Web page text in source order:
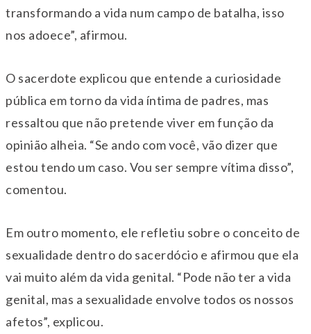
transformando a vida num campo de batalha, isso
nos adoece”, afirmou.
O sacerdote explicou que entende a curiosidade
pública em torno da vida íntima de padres, mas
ressaltou que não pretende viver em função da
opinião alheia. “Se ando com você, vão dizer que
estou tendo um caso. Vou ser sempre vítima disso”,
comentou.
Em outro momento, ele refletiu sobre o conceito de
sexualidade dentro do sacerdócio e afirmou que ela
vai muito além da vida genital. “Pode não ter a vida
genital, mas a sexualidade envolve todos os nossos
afetos”, explicou.